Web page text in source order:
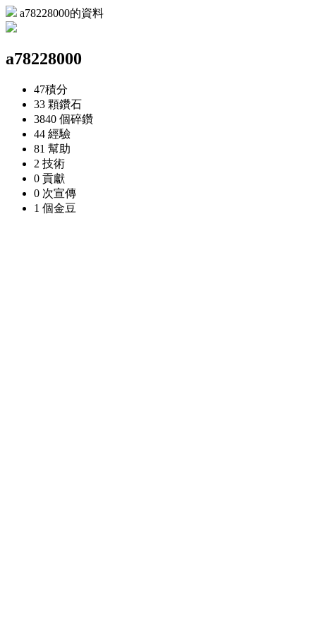
a78228000的資料
a78228000
47積分
33 顆鑽石
3840 個碎鑽
44 經驗
81 幫助
2 技術
0 貢獻
0 次宣傳
1 個金豆